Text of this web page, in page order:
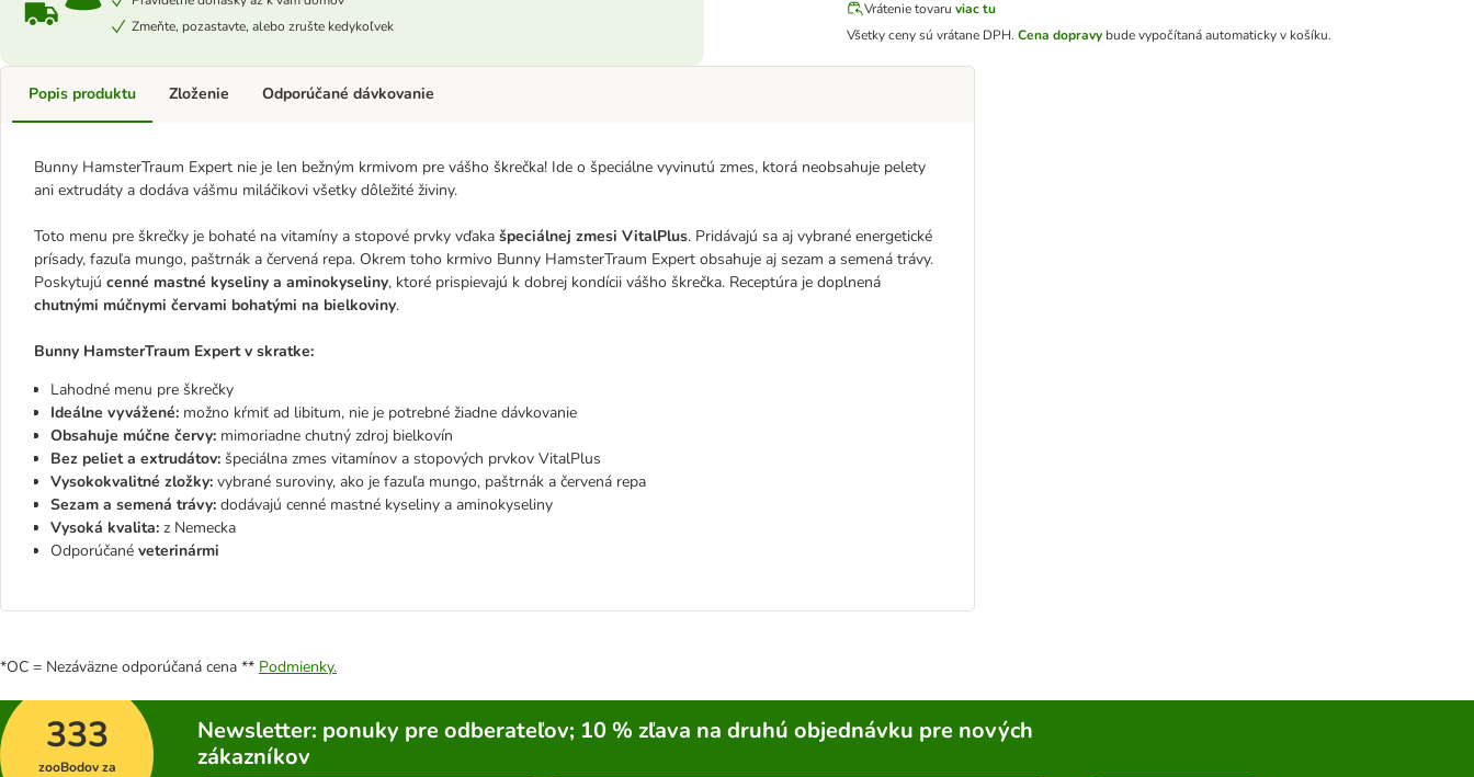
Zmeňte, pozastavte, alebo zrušte kedykoľvek
Vrátenie tovaru viac tu
Všetky ceny sú vrátane DPH.Cena dopravy bude vypočítaná automaticky v košíku.
Popis produktu
Bunny HamsterTraum Expert nie je len bežným krmivom pre vášho škrečka! Ide o špeciálne vyvinutú zmes, ktorá neobsahuje pelety
ani extrudáty a dodáva vášmu miláčikovi všetky dôležité živiny.
Toto menu pre škrečky je bohaté na vitamíny a stopové prvky vďaka špeciálnej zmesi VitalPlus. Pridávajú sa aj vybrané energetické
prísady, fazuľa mungo, paštrnák a červená repa. Okrem toho krmivo Bunny HamsterTraum Expert obsahuje aj sezam a semená trávy.
Poskytujú cenné mastné kyseliny a aminokyseliny, ktoré prispievajú k dobrej kondícii vášho škrečka. Receptúra je doplnená
chutnými múčnymi červami bohatými na bielkoviny.
Bunny HamsterTraum Expert v skratke:
Lahodné menu pre škrečky
Ideálne vyvážené: možno kŕmiť ad libitum, nie je potrebné žiadne dávkovanie
Obsahuje múčne červy: mimoriadne chutný zdroj bielkovín
Bez peliet a extrudátov: špeciálna zmes vitamínov a stopových prvkov VitalPlus
Vysokokvalitné zložky: vybrané suroviny, ako je fazuľa mungo, paštrnák a červená repa
Sezam a semená trávy: dodávajú cenné mastné kyseliny a aminokyseliny
Vysoká kvalita: z Nemecka
Odporúčané veterinármi
Zloženie Odporúčané dávkovanie
*OC = Nezáväzne odporúčaná cena ** Podmienky.
333
zooBodov za
Newsletter: ponuky pre odberateľov; 10 % zľava na druhú objednávku pre nových
zákazníkov